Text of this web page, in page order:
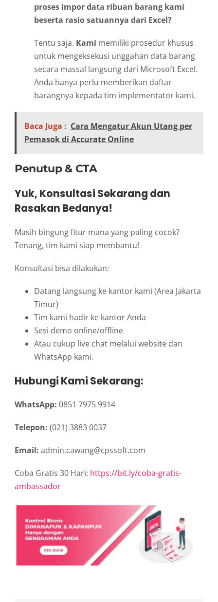
proses impor data ribuan barang kami
beserta rasio satuannya dari Excel?
Tentu saja. Kami memiliki prosedur khusus
untuk mengeksekusi unggahan data barang
secara massal langsung dari Microsoft Excel.
Anda hanya perlu memberikan daftar
barangnya kepada tim implementator kami.
Baca Juga : Cara Mengatur Akun Utang per
Pemasok di Accurate Online
Penutup & CTA
Yuk, Konsultasi Sekarang dan
Rasakan Bedanya!
Masih bingung fitur mana yang paling cocok?
Tenang, tim kami siap membantu!
Konsultasi bisa dilakukan:
Datang langsung ke kantor kami (Area Jakarta
Timur)
Tim kami hadir ke kantor Anda
Sesi demo online/offline
Atau cukup live chat melalui website dan
WhatsApp kami.
Hubungi Kami Sekarang:
WhatsApp: 0851 7975 9914
Telepon: (021) 3883 0037
Email: admin.cawang@cpssoft.com
Coba Gratis 30 Hari: https://bit.ly/coba-gratis-
ambassador